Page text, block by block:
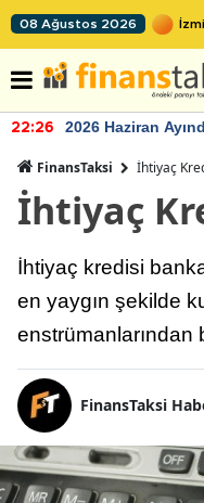
08 Ağustos 2026
22:26 2026 Haziran
FinansTaksi İhtiyaç
İhtiyaç
İhtiyaç kredisi
en yaygın şekilde
enstrümanlarından
FinansTaksi